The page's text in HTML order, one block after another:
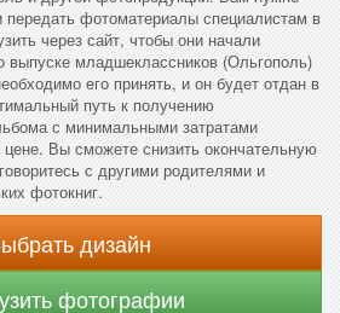
передать фотоматериалы специалистам в
через сайт, чтобы они начали
выпуске младшеклассников (Ольгополь)
его принять, и он будет отдан в
путь к получению
с минимальными затратами
Вы сможете снизить окончательную
с другими родителями и
фотокниг.
дизайн
фотографии